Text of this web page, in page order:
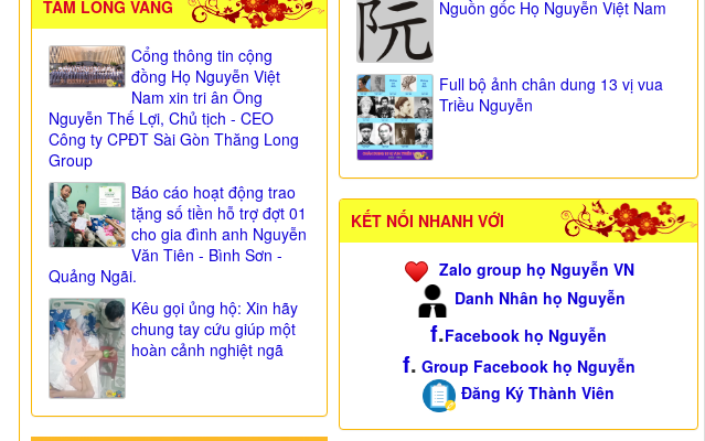
Nguồn gốc Họ Nguyễn Việt Nam
Full bộ ảnh chân dung 13 vị vua
Triều Nguyễn
KẾT NỐI NHANH VỚI
Zalo group họ Nguyễn VN
Danh Nhân họ Nguyễn
f.Facebook họ Nguyễn
f. Group Facebook họ Nguyễn
Đăng Ký Thành Viên
TẤM LÒNG VÀNG
Cổng thông tin cộng
đồng Họ Nguyễn Việt
Nam xin tri ân Ông
Nguyễn Thế Lợi, Chủ tịch - CEO
Công ty CPĐT Sài Gòn Thăng Long
Group
Báo cáo hoạt động trao
tặng số tiền hỗ trợ đợt 01
cho gia đình anh Nguyễn
Văn Tiên - Bình Sơn -
Quảng Ngãi.
Kêu gọi ủng hộ: Xin hãy
chung tay cứu giúp một
hoàn cảnh nghiệt ngã